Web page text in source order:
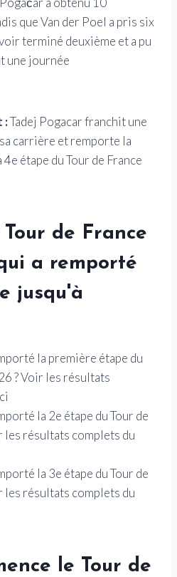
que Van der Poel a pris six
terminé deuxième et a pu
une journée
:Tadej Pogacar franchit une
carrière et remporte la
étape du Tour de France
de France
a remporté
jusqu'à
la première étape du
? Voir les résultats
la 2e étape du Tour de
les résultats complets du
la 3e étape du Tour de
les résultats complets du
le Tour de